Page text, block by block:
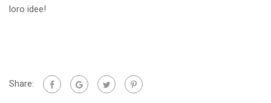
loro idee!
Share: